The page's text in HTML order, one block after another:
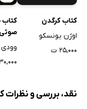
کتاب کرگدن
اوژن یونسکو
۲۵,۰۰۰ ت
وودی
نقد، بررسی و نظرات